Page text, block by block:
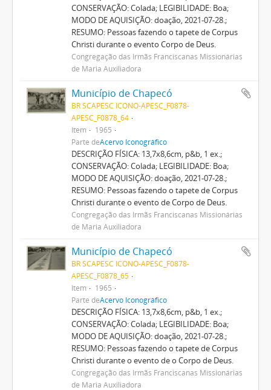
CONSERVAÇÃO: Colada; LEGIBILIDADE: Boa;
MODO DE AQUISIÇÃO: doação, 2021-07-28.;
RESUMO: Pessoas fazendo o tapete de Corpus
Christi durante o evento Corpo de Deus.
Congregação das Irmãs Franciscanas Missionárias
de Maria Auxiliadora
Município de Chapecó
BR SCAPESC ICONO-APESC_F0878-
APESC_F0878_64
Item
1965
Parte deAcervo Iconográfico
DESCRIÇÃO FÍSICA: 13,7x8,6cm, p&b, 1 ex.;
CONSERVAÇÃO: Colada; LEGIBILIDADE: Boa;
MODO DE AQUISIÇÃO: doação, 2021-07-28.;
RESUMO: Pessoas fazendo o tapete de Corpus
Christi durante o evento de Corpo de Deus.
Congregação das Irmãs Franciscanas Missionárias
de Maria Auxiliadora
Município de Chapecó
BR SCAPESC ICONO-APESC_F0878-
APESC_F0878_65
Item
1965
Parte deAcervo Iconográfico
DESCRIÇÃO FÍSICA: 13,7x8,6cm, p&b, 1 ex.;
CONSERVAÇÃO: Colada; LEGIBILIDADE: Boa;
MODO DE AQUISIÇÃO: doação, 2021-07-28.;
RESUMO: Pessoas fazendo o tapete de Corpus
Christi durante o evento de o Corpo de Deus.
Congregação das Irmãs Franciscanas Missionárias
de Maria Auxiliadora